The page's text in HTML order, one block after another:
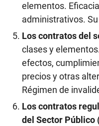
elementos.
administrativos.
Los contratos del
clases y
efectos,
precios y otras
Régimen de
Los contratos
del Sector Público